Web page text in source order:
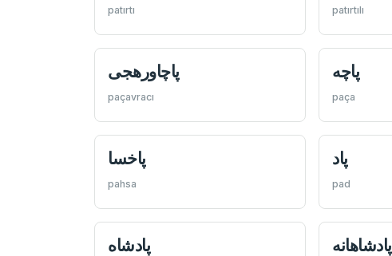
patırtı patırtılı
پاچاورهجی
paçavracı
پاچه
paça
پاخسا
pahsa
پاد
pad
پادشاه پادشاهانه